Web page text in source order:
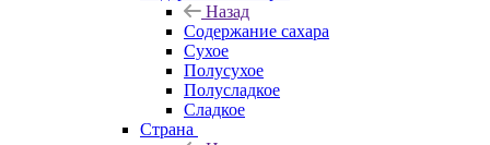
Назад
Содержание сахара
Сухое
Полусухое
Полусладкое
Сладкое
Страна